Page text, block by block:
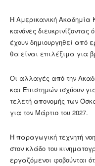
Η Αμερικανική Ακαδημία
κανόνες διευκρινίζοντας
έχουν δημιουργηθεί από
θα είναι επιλέξιμα για
Οι αλλαγές από την
και Επιστημών ισχύουν
τελετή απονομής των
για τον Μάρτιο του 2027.
Η παραγωγική τεχνητή
στον κλάδο του
εργαζόμενοι φοβούνται